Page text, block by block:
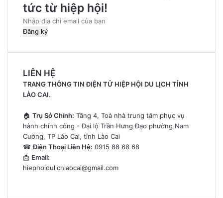
tức từ hiệp hội!
Nhập
địa
email
bạn
LIÊN HỆ
TRANG THÔNG TIN ĐIỆN TỬ HIỆP HỘI DU LỊCH TỈNH
LÀO CAI.
🏠 Trụ Sở Chính: Tầng 4, Toà nhà trung tâm phục vụ
hành chính công - Đại lộ Trần Hưng Đạo phường Nam
Cường, TP Lào Cai, tỉnh Lào Cai
☎Điện Thoại Liên Hệ: 0915 88 68 68
📩 Email:
hiephoidulichlaocai@gmail.com